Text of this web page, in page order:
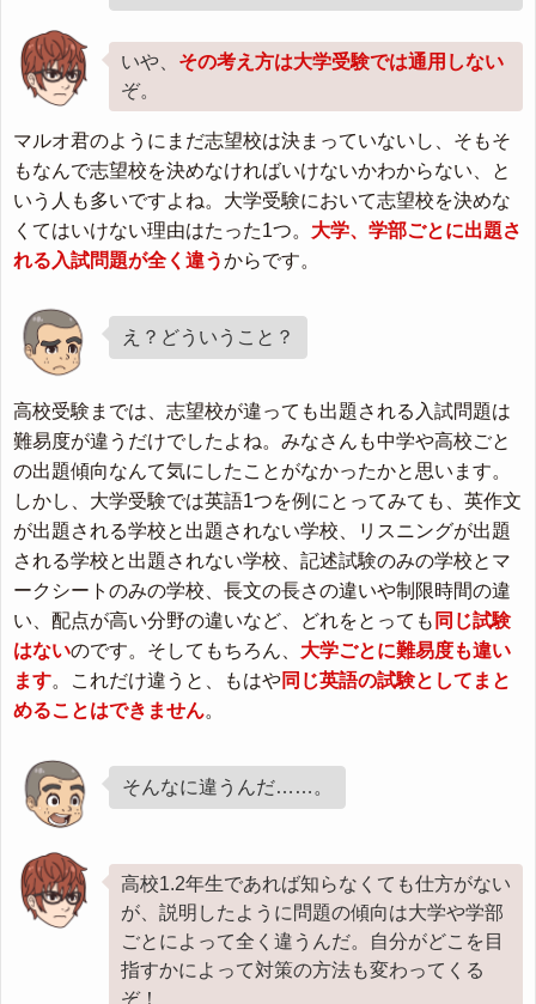
いや、 その考え方は大学受験では通用しない
ぞ。
マルオ君のようにまだ志望校は決まっていないし、そもそ
もなんで志望校を決めなければいけないかわからない、と
いう人も多いですよね。大学受験において志望校を決めな
くてはいけない理由はたった1つ。 大学、学部ごとに出題さ
れる入試問題が全く違うからです。
え？どういうこと？
高校受験までは、志望校が違っても出題される入試問題は
難易度が違うだけでしたよね。みなさんも中学や高校ごと
の出題傾向なんて気にしたことがなかったかと思います。
しかし、大学受験では英語1つを例にとってみても、英作文
が出題される学校と出題されない学校、リスニングが出題
される学校と出題されない学校、記述試験のみの学校とマ
ークシートのみの学校、長文の長さの違いや制限時間の違
い、配点が高い分野の違いなど、どれをとっても 同じ試験
はないのです。そしてもちろん、 大学ごとに難易度も違い
ます。これだけ違うと、もはや同じ英語の試験としてまと
めることはできません。
そんなに違うんだ……。
高校1.2年生であれば知らなくても仕方がない
が、説明したように問題の傾向は大学や学部
ごとによって全く違うんだ。自分がどこを目
指すかによって対策の方法も変わってくる
ぞ！